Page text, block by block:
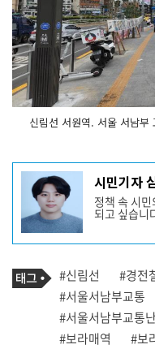
신림선 서원역. 서울 서남
기
사
성
자
프
필
시민기자
정책 속 시
되고 싶습니
기
사
관
련
태
그
태
그
#신림선 #경전
#서울서남부교통
#서울서남부교통
#보라매역
#보